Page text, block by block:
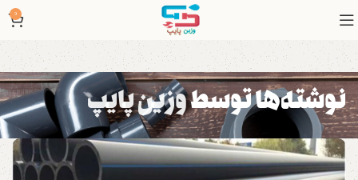
0
نوشته‌ها توسطوزین پایپ